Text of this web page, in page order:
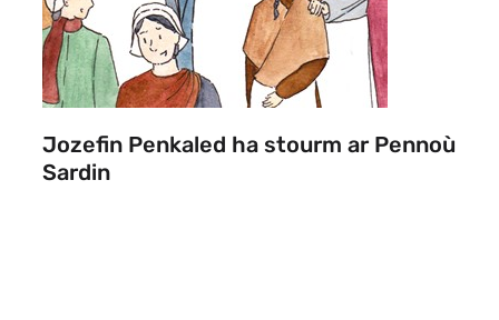
Jozefin Penkaled ha stourm ar Pennoù
Sardin